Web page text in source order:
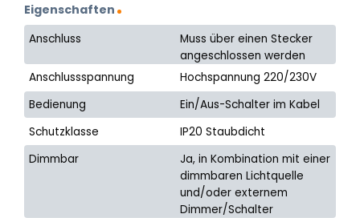
Eigenschaften
Anschluss
Muss über einen Stecker
angeschlossen werden
Anschlussspannung
Hochspannung 220/230V
Bedienung
Ein/Aus-Schalter im Kabel
Schutzklasse
IP20 Staubdicht
Dimmbar
Ja, in Kombination mit einer
dimmbaren Lichtquelle
und/oder externem
Dimmer/Schalter